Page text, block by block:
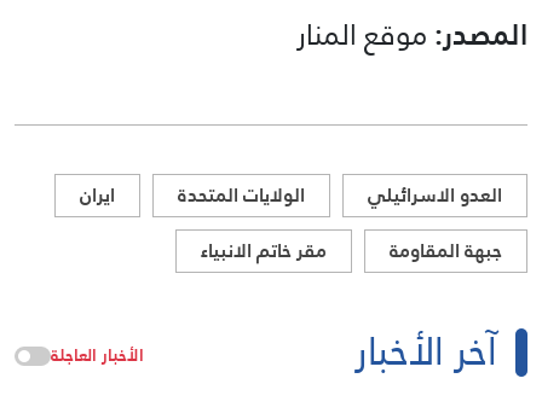
المصدر:موقع المنار
العدو الاسرائيلي الولايات المتحدة
ايران
جبهة المقاومة
مقر خاتم الانبياء
آخر الأخبار الأخبار العاجلة